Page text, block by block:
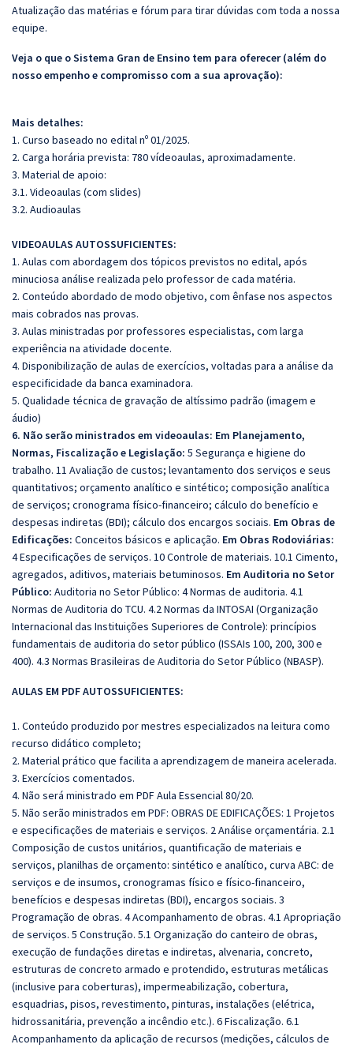
Atualização das matérias e fórum para tirar dúvidas com toda a nossa
equipe.
Veja o que o Sistema Gran de Ensino tem para oferecer (além do
nosso empenho e compromisso com a sua aprovação):
Mais detalhes:
1. Curso baseado no edital nº 01/2025.
2. Carga horária prevista: 780 vídeoaulas, aproximadamente.
3. Material de apoio:
3.1. Videoaulas (com slides)
3.2. Audioaulas
VIDEOAULAS AUTOSSUFICIENTES:
1. Aulas com abordagem dos tópicos previstos no edital, após
minuciosa análise realizada pelo professor de cada matéria.
2. Conteúdo abordado de modo objetivo, com ênfase nos aspectos
mais cobrados nas provas.
3. Aulas ministradas por professores especialistas, com larga
experiência na atividade docente.
4. Disponibilização de aulas de exercícios, voltadas para a análise da
especificidade da banca examinadora.
5. Qualidade técnica de gravação de altíssimo padrão (imagem e
áudio)
6. Não serão ministrados em videoaulas: Em Planejamento,
Normas, Fiscalização e Legislação: 5 Segurança e higiene do
trabalho. 11 Avaliação de custos; levantamento dos serviços e seus
quantitativos; orçamento analítico e sintético; composição analítica
de serviços; cronograma físico-financeiro; cálculo do benefício e
despesas indiretas (BDI); cálculo dos encargos sociais. Em Obras de
Edificações: Conceitos básicos e aplicação. Em Obras Rodoviárias:
4 Especificações de serviços. 10 Controle de materiais. 10.1 Cimento,
agregados, aditivos, materiais betuminosos. Em Auditoria no Setor
Público: Auditoria no Setor Público: 4 Normas de auditoria. 4.1
Normas de Auditoria do TCU. 4.2 Normas da INTOSAI (Organização
Internacional das Instituições Superiores de Controle): princípios
fundamentais de auditoria do setor público (ISSAIs 100, 200, 300 e
400). 4.3 Normas Brasileiras de Auditoria do Setor Público (NBASP).
AULAS EM PDF AUTOSSUFICIENTES:
1. Conteúdo produzido por mestres especializados na leitura como
recurso didático completo;
2. Material prático que facilita a aprendizagem de maneira acelerada.
3. Exercícios comentados.
4. Não será ministrado em PDF Aula Essencial 80/20.
5. Não serão ministrados em PDF: OBRAS DE EDIFICAÇÕES: 1 Projetos
e especificações de materiais e serviços. 2 Análise orçamentária. 2.1
Composição de custos unitários, quantificação de materiais e
serviços, planilhas de orçamento: sintético e analítico, curva ABC: de
serviços e de insumos, cronogramas físico e físico-financeiro,
benefícios e despesas indiretas (BDI), encargos sociais. 3
Programação de obras. 4 Acompanhamento de obras. 4.1 Apropriação
de serviços. 5 Construção. 5.1 Organização do canteiro de obras,
execução de fundações diretas e indiretas, alvenaria, concreto,
estruturas de concreto armado e protendido, estruturas metálicas
(inclusive para coberturas), impermeabilização, cobertura,
esquadrias, pisos, revestimento, pinturas, instalações (elétrica,
hidrossanitária, prevenção a incêndio etc.). 6 Fiscalização. 6.1
Acompanhamento da aplicação de recursos (medições, cálculos de